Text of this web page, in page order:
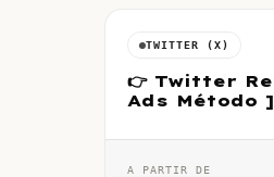
TWITTER (X)
👉 Twitter Retweets ➡️ [ Real
Ads Método ]
A PARTIR DE